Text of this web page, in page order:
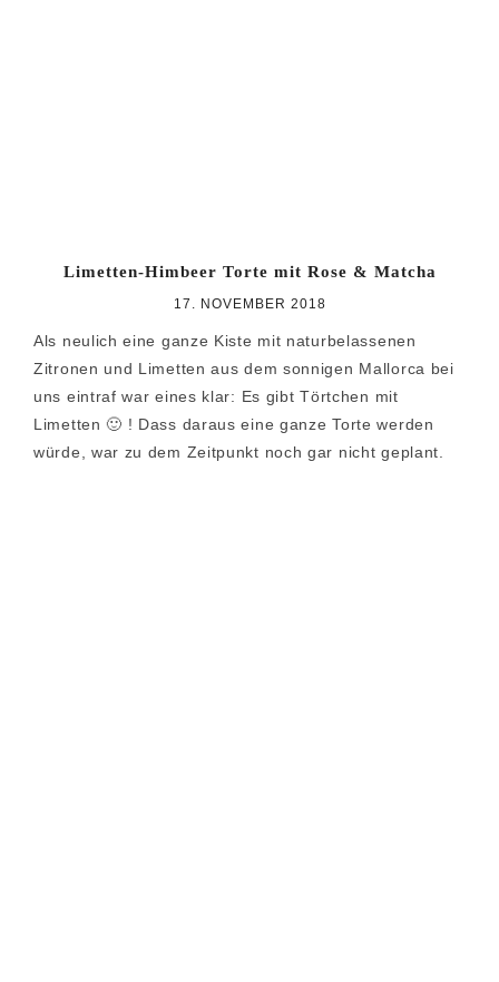
Limetten-Himbeer Torte mit Rose & Matcha
17. NOVEMBER 2018
Als neulich eine ganze Kiste mit naturbelassenen
Zitronen und Limetten aus dem sonnigen Mallorca bei
uns eintraf war eines klar: Es gibt Törtchen mit
Limetten 🙂 ! Dass daraus eine ganze Torte werden
würde, war zu dem Zeitpunkt noch gar nicht geplant.